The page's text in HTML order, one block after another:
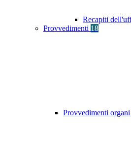
Recapiti
Provvedimenti 18
Provvedimenti